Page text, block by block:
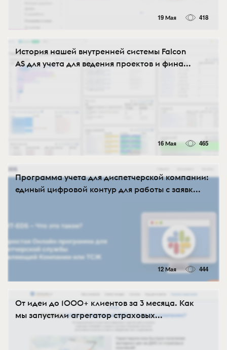
19 Мая 418
История нашей внутренней системы Falcon
AS для учета для ведения проектов и фина...
16 Мая 465
Программа учета для диспетчерской компании:
единый цифровой контур для работы с заявк...
12 Мая 444
От идеи до 1000+ клиентов за 3 месяца. Как
мы запустили агрегатор страховых...